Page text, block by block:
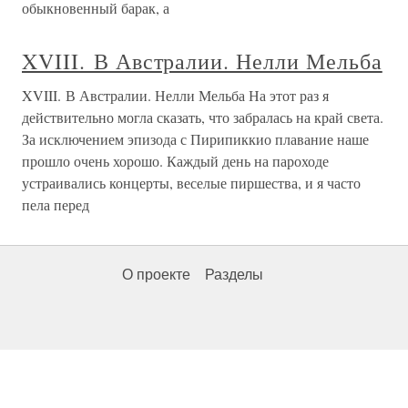
обыкновенный барак, а
XVIII. В Австралии. Нелли Мельба
XVIII. В Австралии. Нелли Мельба На этот раз я
действительно могла сказать, что забралась на край света.
За исключением эпизода с Пирипиккио плавание наше
прошло очень хорошо. Каждый день на пароходе
устраивались концерты, веселые пиршества, и я часто
пела перед
О проекте Разделы